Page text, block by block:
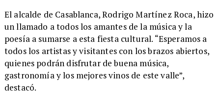
​El alcalde de Casablanca, Rodrigo Martínez Roca, hizo
un llamado a todos los amantes de la música y la
poesía a sumarse a esta fiesta cultural. “Esperamos a
todos los artistas y visitantes con los brazos abiertos,
quienes podrán disfrutar de buena música,
gastronomía y los mejores vinos de este valle”,
destacó.